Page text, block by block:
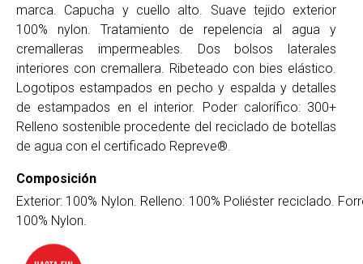
marca. Capucha y cuello alto. Suave tejido exterior
100% nylon. Tratamiento de repelencia al agua y
cremalleras impermeables. Dos bolsos laterales
interiores con cremallera. Ribeteado con bies elástico.
Logotipos estampados en pecho y espalda y detalles
de estampados en el interior. Poder calorífico: 300+
Relleno sostenible procedente del reciclado de botellas
de agua con el certificado Repreve®.
Composición
Exterior: 100% Nylon. Relleno: 100% Poliéster reciclado.
100% Nylon.